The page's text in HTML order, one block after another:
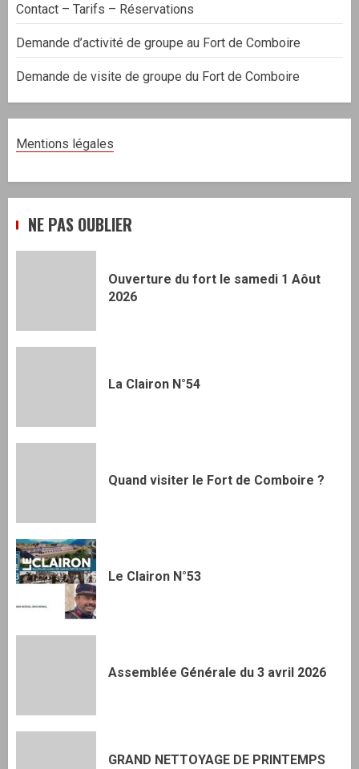
Contact – Tarifs – Réservations
Demande d’activité de groupe au Fort de Comboire
Demande de visite de groupe du Fort de Comboire
Mentions légales
NE PAS OUBLIER
Ouverture du fort le samedi 1 Aôut
2026
La Clairon N°54
Quand visiter le Fort de Comboire ?
Le Clairon N°53
Assemblée Générale du 3 avril 2026
GRAND NETTOYAGE DE PRINTEMPS